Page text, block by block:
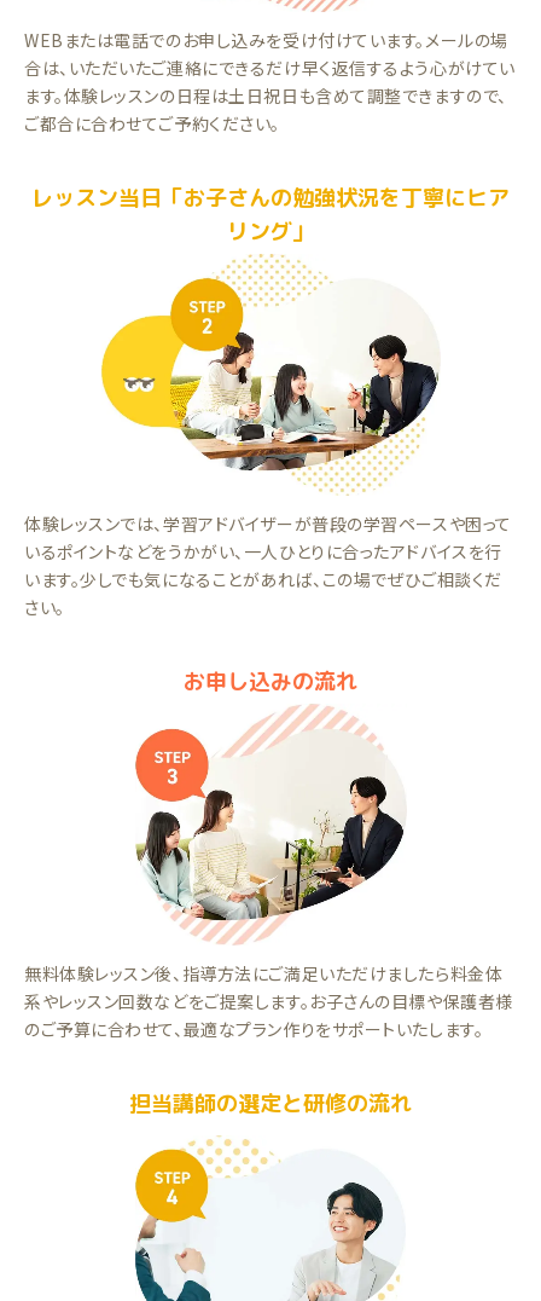
WEBまたは電話でのお申し込みを受け付けています。メールの場
合は、いただいたご連絡にできるだけ早く返信するよう心がけてい
ます。体験レッスンの日程は土日祝日も含めて調整できますので、
ご都合に合わせてご予約ください。
レッスン当日「お子さんの勉強状況を丁寧にヒア
リング」
体験レッスンでは、学習アドバイザーが普段の学習ペースや困って
いるポイントなどをうかがい、一人ひとりに合ったアドバイスを行
います。少しでも気になることがあれば、この場でぜひご相談くだ
さい。
お申し込みの流れ
無料体験レッスン後、指導方法にご満足いただけましたら料金体
系やレッスン回数などをご提案します。お子さんの目標や保護者様
のご予算に合わせて、最適なプラン作りをサポートいたします。
担当講師の選定と研修の流れ